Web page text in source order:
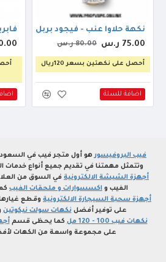
نكهة حلاوا عنب - فيجود بربل بومب ايس
75.00 ر.س 80.00 ر.س
أحصل على نكهتين بسعر 120ريال
اضافة للسلة
70.00
فيب البروفيسورهو أول متجر فيب في
وتتمثل مهمتنا في تقديم جميع أنواع
أجهزة الشيشة الالكترونية في السوق من
الفيب و اكسسوارات و ملحقات الفيب
أجهزة سحبة السيجارة الالكترونية وقطع
على توفير أفضلنكهات سولت نيكوتين
نكهات فيب 100 - 120 مل
كما يحظى قسم
على مجموعة واسعة من الكهات